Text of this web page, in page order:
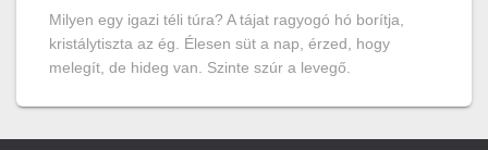
Milyen egy igazi téli túra? A tájat ragyogó hó borítja,
kristálytiszta az ég. Élesen süt a nap, érzed, hogy
melegít, de hideg van. Szinte szúr a levegő.